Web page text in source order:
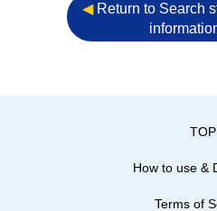
◀︎Return to Search
TOP
How to use &
Terms of